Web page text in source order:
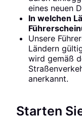
eines neuen
In welchen
Unsere
Ländern
wird gemäß
anerkannt.
Starten